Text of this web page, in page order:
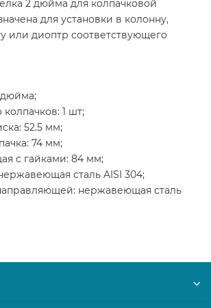
2 дюйма для колпачковой
для установки в колонну,
или диоптр соответствующего
1 шт;
52.5 мм;
74 мм;
с гайками: 84 мм;
сталь AISI 304;
нержавеющая сталь